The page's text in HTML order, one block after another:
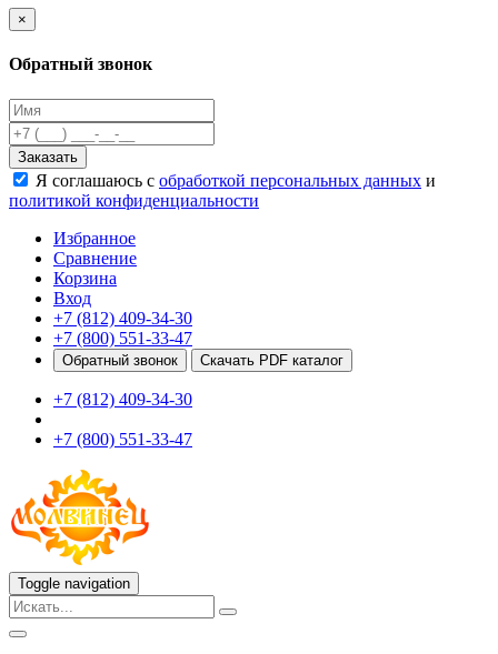
Домики-беседки
Развивающие игровые элементы
ПДД для детей
Безопасные покрытия
Спортивные комплексы от 3 до 7 лет
Входные арки
Информационные стойки
Ограждения
Для детей с ограниченными возможностями
Школам
Игровые комплексы от 5 до 12 лет
Спортивные элементы
Тренажеры
Теннисные столы
Спортивные ворота
Спортивные стойки
Оборудование для ГТО
Информационные стойки
Ограждения
Безопасные покрытия
×
Обратный звонок
Заказать
Я соглашаюсь с обработкой персональных данных и
политикой конфиденциальности
Избранное
Сравнение
Корзина
Вход
+7 (812) 409-34-30
+7 (800) 551-33-47
Обратный звонок Скачать PDF каталог
+7 (812) 409-34-30
+7 (800) 551-33-47
Toggle navigation